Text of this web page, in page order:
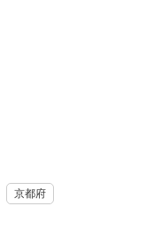
お気軽にご相談く
い。七五三やお宮
ご祈祷中の撮影が
撮影の中止・敷地か
京都府